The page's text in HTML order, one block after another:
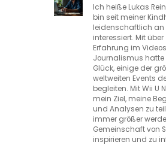
Ich heiße Lukas
bin seit meiner
leidenschaftlich an
interessiert. Mit
Erfahrung im
Journalismus
Glück, einige der
weltweiten Events
begleiten. Mit Wii U
mein Ziel, meine
und Analysen zu
immer größer
Gemeinschaft von
inspirieren und zu